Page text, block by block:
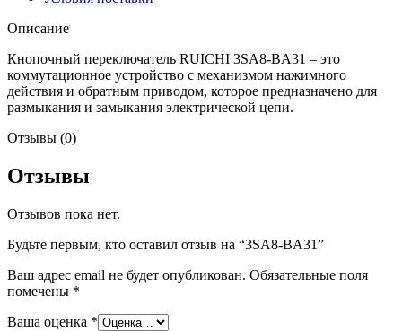
Описание
Кнопочный переключатель RUICHI 3SA8-BA31 – это
коммутационное устройство с механизмом нажимного
действия и обратным приводом, которое предназначено для
размыкания и замыкания электрической цепи.
Отзывы (0)
Отзывы
Отзывов пока нет.
Будьте первым, кто оставил отзыв на “3SA8-BA31”
Ваш адрес email не будет опубликован. Обязательные поля
помечены *
Ваша оценка *